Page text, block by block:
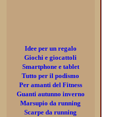
Idee per un regalo
Giochi e giocattoli
Smartphone e tablet
Tutto per il podismo
Per amanti del Fitness
Guanti autunno inverno
Marsupio da running
Scarpe da running